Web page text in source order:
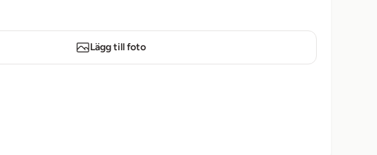
Lägg till foto